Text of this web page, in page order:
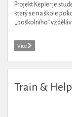
Projekt Kepler je
který se na škole
„poškolního“
Více
Train &